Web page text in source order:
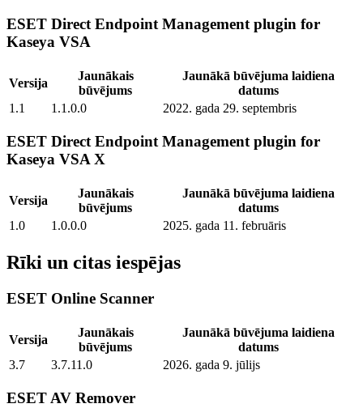
ESET Direct Endpoint Management plugin for
Kaseya VSA
Versija
Jaunākais
būvējums
Jaunākā būvējuma laidiena
datums
1.1
1.1.0.0 2022. gada 29. septembris
ESET Direct Endpoint Management plugin for
Kaseya VSA X
Versija
Jaunākais
būvējums
Jaunākā būvējuma laidiena
datums
1.0
1.0.0.0 2025. gada 11. februāris
Rīki un citas iespējas
ESET Online Scanner
Versija
Jaunākais
būvējums
Jaunākā būvējuma laidiena
datums
3.7
3.7.11.0 2026. gada 9. jūlijs
ESET AV Remover